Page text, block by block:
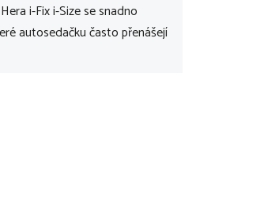
i-Fix i-Size se snadno
autosedačku často přenášejí